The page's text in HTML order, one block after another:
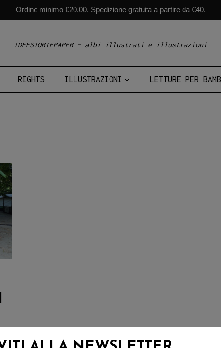
Ordine minimo €20.00. Spedizione gratuita a partire da €40.
IDEESTORTEPAPER – albi illustrati e illustrazioni
RIGHTS ILLUSTRAZIONI LETTURE PER